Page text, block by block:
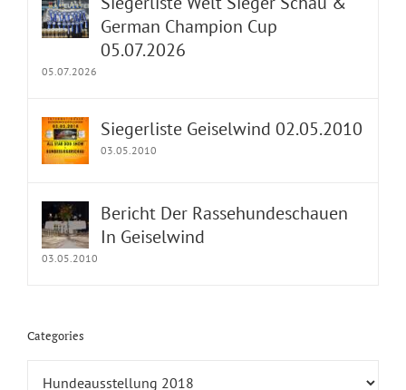
German Champion Cup
05.07.2026
05.07.2026
Siegerliste Geiselwind 02.05.2010
03.05.2010
Bericht Der Rassehundeschauen
In Geiselwind
03.05.2010
Categories
Categories